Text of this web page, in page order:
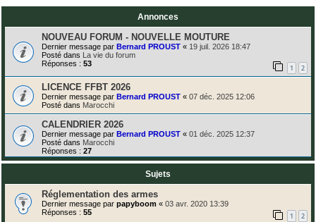
Annonces
NOUVEAU FORUM - NOUVELLE MOUTURE
Dernier message par Bernard PROUST « 19 juil. 2026 18:47
Posté dans La vie du forum
Réponses : 53 1 2
LICENCE FFBT 2026
Dernier message par Bernard PROUST « 07 déc. 2025 12:06
Posté dans Marocchi
CALENDRIER 2026
Dernier message par Bernard PROUST « 01 déc. 2025 12:37
Posté dans Marocchi
Réponses : 27
Sujets
Réglementation des armes
Dernier message par papyboom « 03 avr. 2020 13:39
Réponses : 55 1 2